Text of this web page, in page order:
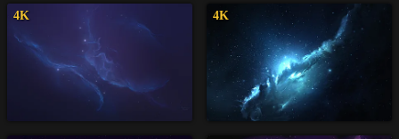
4K 4K